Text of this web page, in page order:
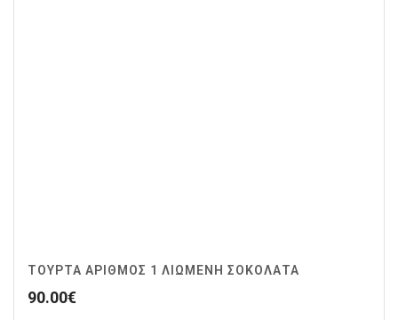
ΤΟΥΡΤΑ ΑΡΙΘΜΟΣ 1 ΛΙΩΜΕΝΗ ΣΟΚΟΛΑΤΑ
90.00€